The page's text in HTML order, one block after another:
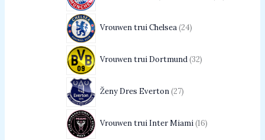
Vrouwen trui Chelsea 24
Vrouwen trui Dortmund 32
Ženy Dres Everton 27
Vrouwen trui Inter Miami 16